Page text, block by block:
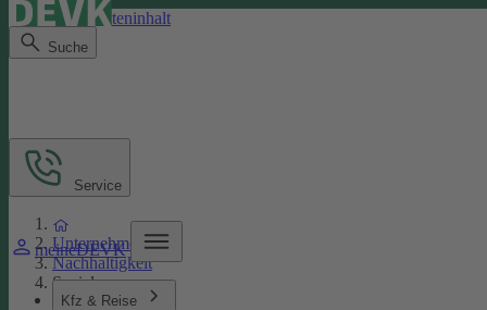
Direkt zum Seiteninhalt
Suche
meineDEVK
Kfz & Reise
Service
Unternehmen
Nachhaltigkeit
Soziales